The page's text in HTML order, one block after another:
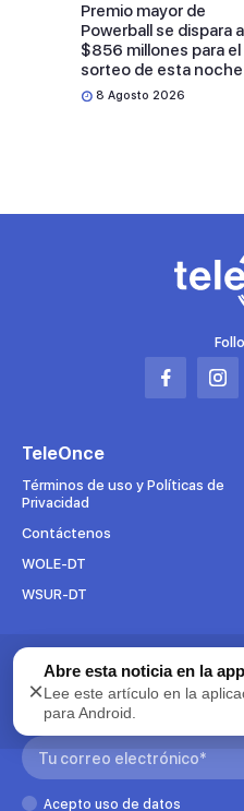
Premio mayor de
Powerball se dispara a
$856 millones para el
sorteo de esta noche
8 Agosto 2026
Abrir
pestaña
Abrir
TeleOnce
Términos de uso y Políticas de
Privacidad
Contáctenos
WOLE-DT
WSUR-DT
Suscríbete al boletín
Para mantenerse al tanto de todo
suscríbase ahora a nuestros
Search:
Acepto uso de datos
×
Abre esta noticia en la app
Lee este artículo en la
para Android.